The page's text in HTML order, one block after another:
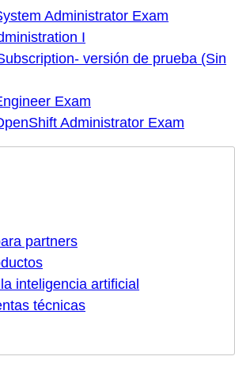
Administrator Exam
I
versión de prueba (Sin
Exam
Administrator Exam
partners
inteligencia artificial
técnicas